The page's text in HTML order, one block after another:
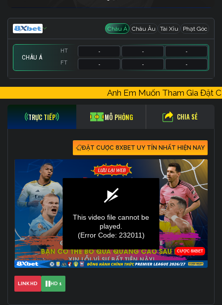
Châu Á Châu Âu Tài Xỉu Phạt Góc
CHÂU Á
HT
FT
- -
-
-
- -
HT
- -
-
- -
HT
- -
-
- -
HT
- -
-
- -
Anh Em Muốn Tham
TRỰC TIẾP MÔ PHỎNG CHIA SẺ
ĐẶT CƯỢC 8XBET UY TÍN NHẤT HIỆN NAY
LINK HD HD 1